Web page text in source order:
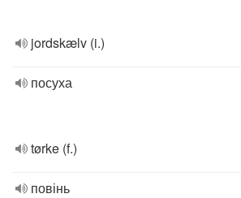
jordskælv (i.)
посуха
tørke (f.)
повінь